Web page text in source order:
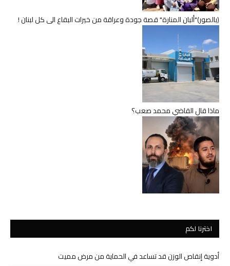
(بالصور)"ألبان المنارة" قصة جودة وعراقة من خيرات البقاع الى كل لبنان !
ماذا قال القاضي محمد صعب؟
اخترنا لكم
أدوية إنقاص الوزن قد تساعد في الحماية من مرض مميت